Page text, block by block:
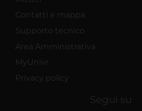
Contatti e mappa
Supporto tecnico
Area Amministrativa
MyUnivr
Privacy policy
Segui su